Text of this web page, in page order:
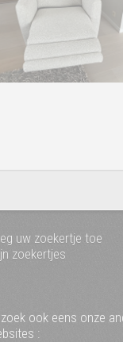
uw zoekertje toe
zoekertjes
ook eens onze
: